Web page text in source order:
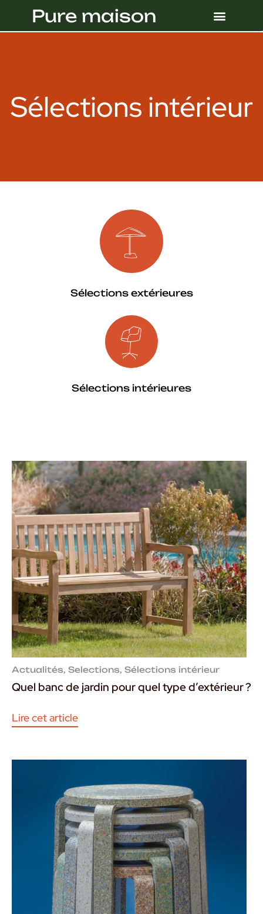
Pure maison
Sélections intérieur
Sélections extérieures
Sélections intérieures
Actualités, Selections, Sélections intérieur
Quel banc de jardin pour quel type d’extérieur ?
Lire cet article